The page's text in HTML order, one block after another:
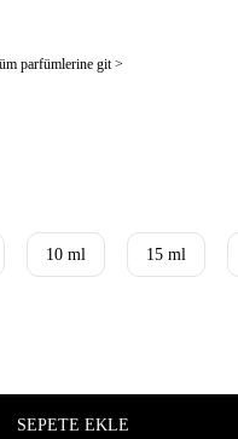
parfümlerine git >
10 ml 15 ml
SEPETE EKLE